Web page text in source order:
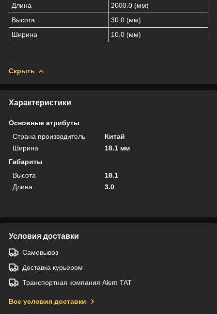
Длина
2000.0 (мм)
Высота
30.0 (мм)
Ширина
10.0 (мм)
Скрыть
Характеристики
Основные атрибуты
Страна производитель
Китай
Ширина
18.1 мм
Габариты
Высота
18.1
Длина
3.0
Условия доставки
Самовывоз
Доставка курьером
Транспортная компания Alem TAT
Все условия доставки